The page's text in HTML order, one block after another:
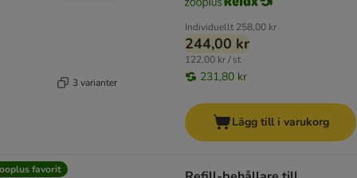
3 varianter
Individuellt 258,00 kr
244,00 kr
122,00 kr / st
231,80 kr
Lägg till i varukorg
favorit